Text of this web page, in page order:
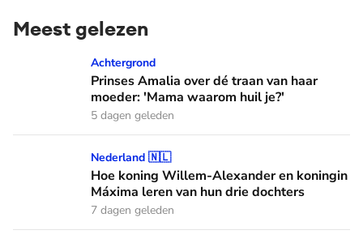
Meest gelezen
Prinses Amalia over dé traan van haar moeder: 'Mama
Achtergrond
Prinses Amalia over dé traan van haar
moeder: 'Mama waarom huil je?'
5 dagen geleden
Hoe koning Willem-Alexander en koningin Máxima leren
Nederland 🇳🇱
Hoe koning Willem-Alexander en koningin
Máxima leren van hun drie dochters
7 dagen geleden